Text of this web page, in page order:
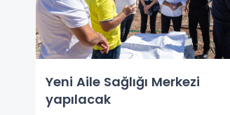
Yeni Aile Sağlığı Merkezi
yapılacak